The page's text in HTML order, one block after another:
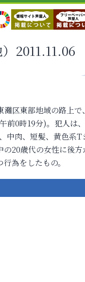
2011.11.06
灘区東部地域の路上で
前0時19分)。犯人は
中肉、短髪、黄色系T
の20歳代の女性に後方
為をしたもの。